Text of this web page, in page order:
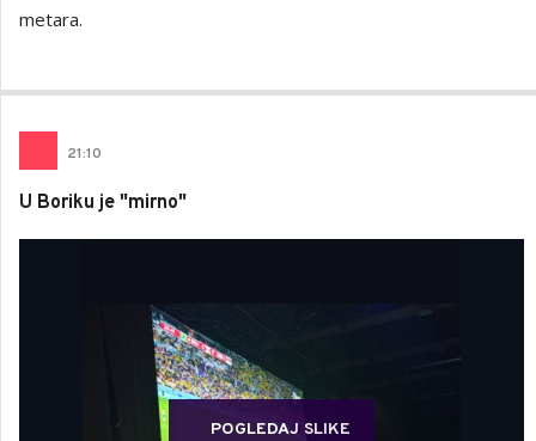
metara.
21:10
U Boriku je "mirno"
POGLEDAJ SLIKE